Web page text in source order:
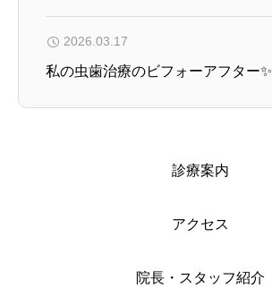
2026.03.17
私の虫歯治療のビフォーアフター✨
診療案内
アクセス
院長・スタッフ紹介